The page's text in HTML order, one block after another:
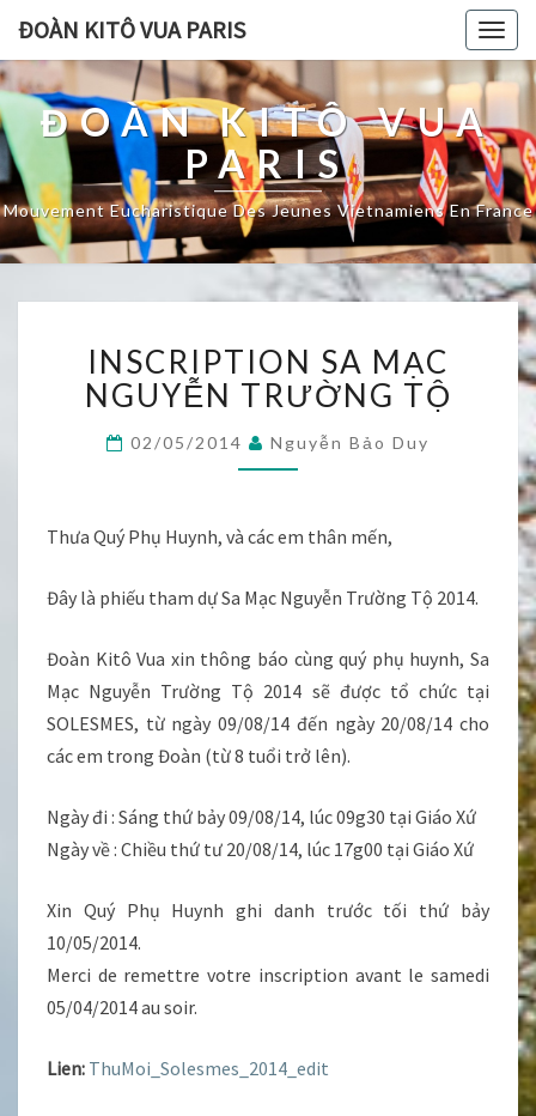
ĐOÀN KITÔ VUA PARIS
ĐOÀN KITÔ VUA
PARIS
Mouvement Eucharistique Des Jeunes Vietnamiens En France
SA
MẠC
NGUYỄN
TRƯỜNG
TỘ
INSCRIPTION SA MẠC
NGUYỄN TRƯỜNG TỘ
02/05/2014 Nguyễn Bảo Duy
Thưa Quý Phụ Huynh, và các em thân mến,
Đây là phiếu tham dự Sa Mạc Nguyễn Trường Tộ 2014.
Đoàn Kitô Vua xin thông báo cùng quý phụ huynh, Sa
Mạc Nguyễn Trường Tộ 2014 sẽ được tổ chức tại
SOLESMES, từ ngày 09/08/14 đến ngày 20/08/14 cho
các em trong Đoàn (từ 8 tuổi trở lên).
Ngày đi : Sáng thứ bảy 09/08/14, lúc 09g30 tại Giáo Xứ
Ngày về : Chiều thứ tư 20/08/14, lúc 17g00 tại Giáo Xứ
Xin Quý Phụ Huynh ghi danh trước tối thứ bảy
10/05/2014.
Merci de remettre votre inscription avant le samedi
05/04/2014 au soir.
Lien: ThuMoi_Solesmes_2014_edit